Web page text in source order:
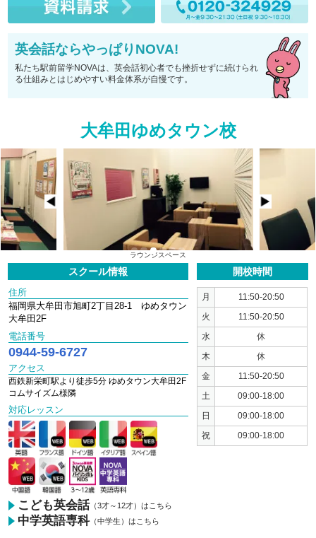
英会話ならやっぱりNOVA!
私たち駅前留学NOVAは、英会話初心者でも挫折せずに続けられ
る仕組みとはじめやすい料金体系が自慢です。
大牟田ゆめタウン校
スクール情報
住所
福岡県大牟田市旭町2丁目28-1 ゆめタウン
大牟田2F
電話番号
0944-59-6727
アクセス
西鉄新栄町駅より徒歩5分 ゆめタウン大牟田2F
コムサイズム様隣
対応レッスン
こども英会話（3才～12才）はこちら
中学英語専科（中学生）はこちら
開校時間
月 11:50-20:50
火 11:50-20:50
水 休
木 休
金 11:50-20:50
土 09:00-18:00
日 09:00-18:00
祝 09:00-18:00
ラウンジスペース
1 2 3 4 5 6